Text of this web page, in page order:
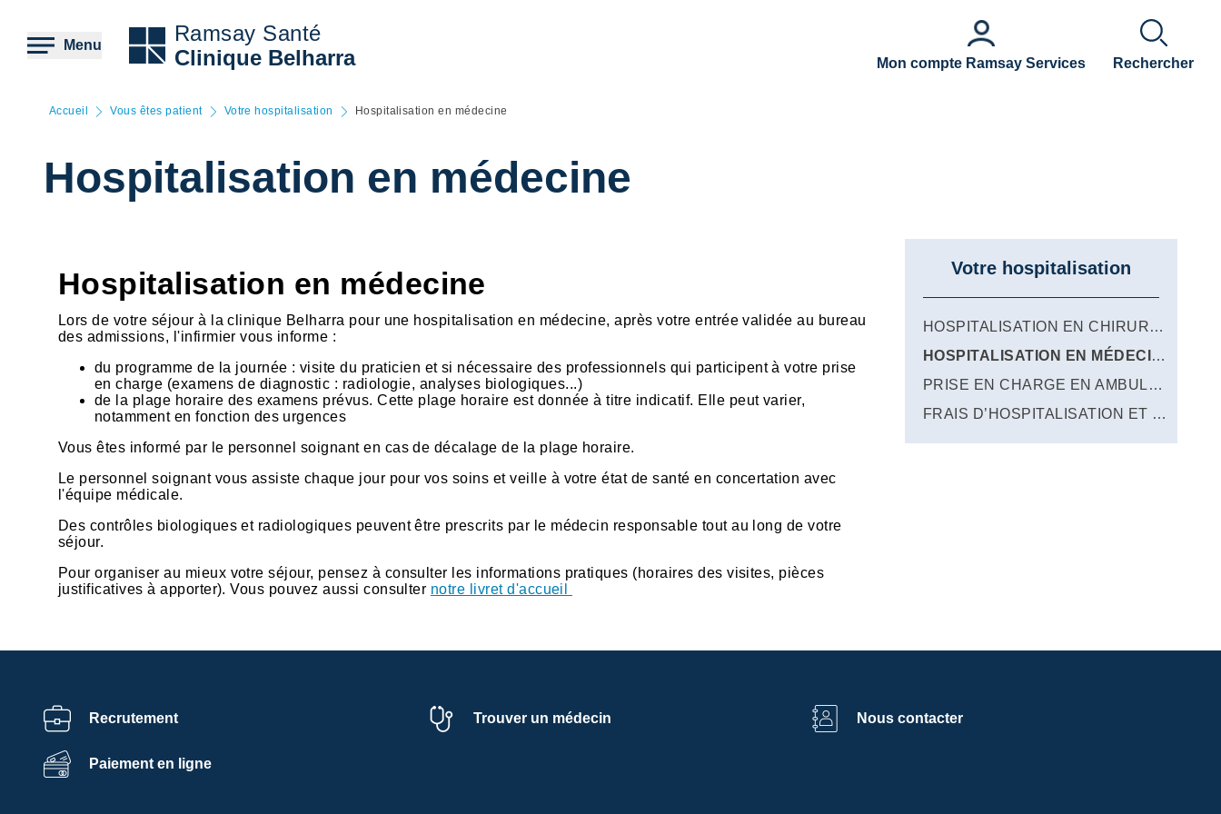
contenu
principal
Menu
Ramsay Santé
Clinique Belharra
Mon compte Ramsay Services Rechercher
Accueil Vous êtes patient Votre hospitalisation Hospitalisation en médecine
Hospitalisation en médecine
Hospitalisation en médecine
Lors de votre séjour à la clinique Belharra pour une hospitalisation en médecine, après votre entrée validée au bureau
des admissions, l'infirmier vous informe :
du programme de la journée : visite du praticien et si nécessaire des professionnels qui participent à votre prise
en charge (examens de diagnostic : radiologie, analyses biologiques...)
de la plage horaire des examens prévus. Cette plage horaire est donnée à titre indicatif. Elle peut varier,
notamment en fonction des urgences
Vous êtes informé par le personnel soignant en cas de décalage de la plage horaire.
Le personnel soignant vous assiste chaque jour pour vos soins et veille à votre état de santé en concertation avec
l'équipe médicale.
Des contrôles biologiques et radiologiques peuvent être prescrits par le médecin responsable tout au long de votre
séjour.
Pour organiser au mieux votre séjour, pensez à consulter les informations pratiques (horaires des visites, pièces
justificatives à apporter). Vous pouvez aussi consulter notre livret d'accueil
Votre hospitalisation
HOSPITALISATION EN CHIRURGIE
HOSPITALISATION EN MÉDECINE
PRISE EN CHARGE EN AMBULATOIRE
FRAIS D’HOSPITALISATION ET SORTIE
Recrutement Trouver un médecin Nous contacter
Paiement en ligne
de la